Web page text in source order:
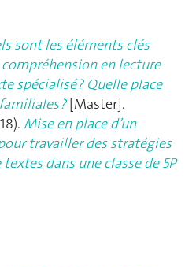
sont les éléments clés
en lecture
spécialisé ? Quelle place
?[Master].
Mise en place d’un
travailler des stratégies
dans une classe de 5P